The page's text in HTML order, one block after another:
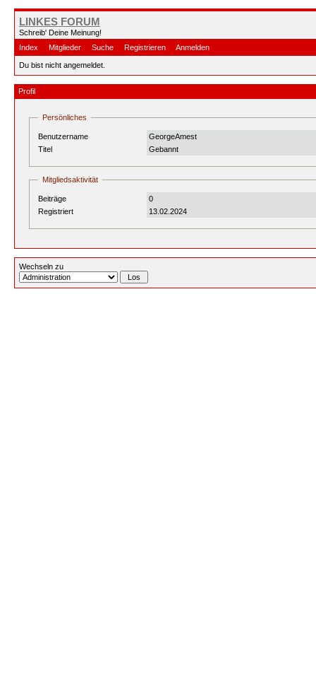
LINKES FORUM
Schreib' Deine Meinung!
Index
Mitglieder Suche Registrieren Anmelden
Du bist nicht angemeldet.
Profil
Persönliches
Benutzername
GeorgeAmest
Titel
Gebannt
Mitgliedsaktivität
Beiträge
0
Registriert
13.02.2024
Wechseln zu